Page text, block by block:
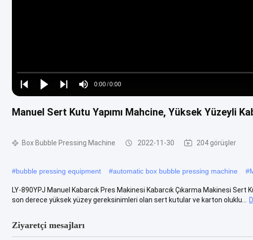
Play
Play
Play
Mute
Time
0:00/0:00
Loaded:
0%
Manuel Sert Kutu Yapımı Mahcine, Yüksek Yüzeyli
Box Bubble Pressing Machine 2022-11-30 204 görüşler
#bubble pressing equipment #automatic box bubble pressing machine #
LY-890YPJ Manuel Kabarcık Pres Makinesi Kabarcık Çıkarma Makinesi Sert
son derece yüksek yüzey gereksinimleri olan sert kutular ve karton oluklu...
Ziyaretçi mesajları